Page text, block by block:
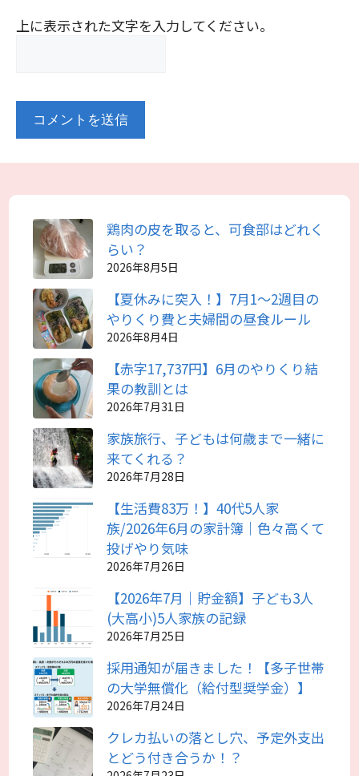
上に表示された文字を入力してください。
鶏肉の皮を取ると、可食部はどれく
らい？
2026年8月5日
【夏休みに突入！】7月1～2週目の
やりくり費と夫婦間の昼食ルール
2026年8月4日
【赤字17,737円】6月のやりくり結
果の教訓とは
2026年7月31日
家族旅行、子どもは何歳まで一緒に
来てくれる？
2026年7月28日
【生活費83万！】40代5人家
族/2026年6月の家計簿｜色々高くて
投げやり気味
2026年7月26日
【2026年7月｜貯金額】子ども3人
(大高小)5人家族の記録
2026年7月25日
採用通知が届きました！【多子世帯
の大学無償化（給付型奨学金）】
2026年7月24日
クレカ払いの落とし穴、予定外支出
とどう付き合うか！？